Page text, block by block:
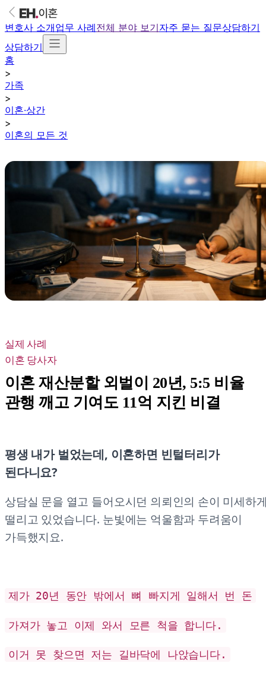
변호사 소개업무 사례전체 분야 보기자주 묻는 질문상담하기
상담하기
홈
>
가족
>
이혼·상간
>
이혼의 모든 것
실제 사례
이혼 당사자
이혼 재산분할 외벌이 20년, 5:5 비율
관행 깨고 기여도 11억 지킨 비결
평생 내가 벌었는데, 이혼하면 빈털터리가
된다니요?
상담실 문을 열고 들어오시던 의뢰인의 손이 미세하
떨리고 있었습니다. 눈빛에는 억울함과 두려움이
가득했지요.
제가 20년 동안 밖에서 뼈 빠지게 일해서 번 돈
가져가 놓고 이제 와서 모른 척을 합니다.
이거 못 찾으면 저는 길바닥에 나앉습니다.